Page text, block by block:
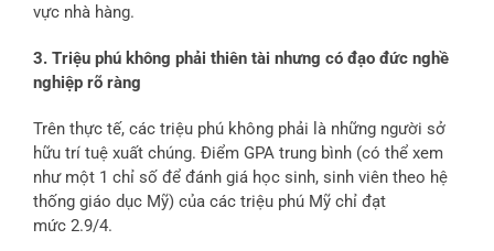
vực nhà hàng.
3. Triệu phú không phải thiên tài nhưng có đạo đức nghề
nghiệp rõ ràng
Trên thực tế, các triệu phú không phải là những người sở
hữu trí tuệ xuất chúng. Điểm GPA trung bình (có thể xem
như một 1 chỉ số để đánh giá học sinh, sinh viên theo hệ
thống giáo dục Mỹ) của các triệu phú Mỹ chỉ đạt
mức 2.9/4.